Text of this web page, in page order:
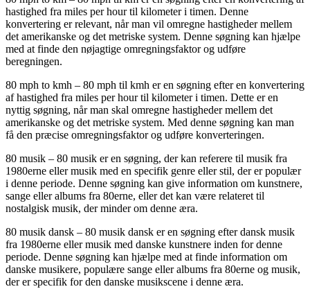
hastighed fra miles per hour til kilometer i timen. Denne
konvertering er relevant, når man vil omregne hastigheder mellem
det amerikanske og det metriske system. Denne søgning kan hjælpe
med at finde den nøjagtige omregningsfaktor og udføre
beregningen.
80 mph to kmh – 80 mph til kmh er en søgning efter en konvertering
af hastighed fra miles per hour til kilometer i timen. Dette er en
nyttig søgning, når man skal omregne hastigheder mellem det
amerikanske og det metriske system. Med denne søgning kan man
få den præcise omregningsfaktor og udføre konverteringen.
80 musik – 80 musik er en søgning, der kan referere til musik fra
1980erne eller musik med en specifik genre eller stil, der er populær
i denne periode. Denne søgning kan give information om kunstnere,
sange eller albums fra 80erne, eller det kan være relateret til
nostalgisk musik, der minder om denne æra.
80 musik dansk – 80 musik dansk er en søgning efter dansk musik
fra 1980erne eller musik med danske kunstnere inden for denne
periode. Denne søgning kan hjælpe med at finde information om
danske musikere, populære sange eller albums fra 80erne og musik,
der er specifik for den danske musikscene i denne æra.